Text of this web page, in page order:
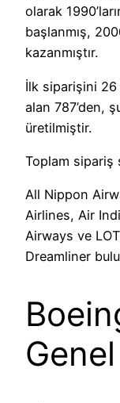
olarak
başlanmış,
kazanmıştır.
İlk siparişini 26
alan 787’den,
üretilmiştir.
Toplam sipariş
All Nippon
Airlines, Air
Airways ve
Dreamliner